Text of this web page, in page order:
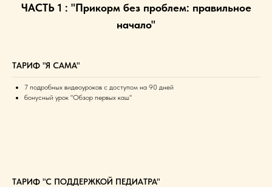
ЧАСТЬ 1 : "Прикорм без проблем: правильное
начало"
ТАРИФ "Я САМА"
7 подробных видеоуроков с доступом на 90 дней
бонусный урок "Обзор первых каш"
ТАРИФ "С ПОДДЕРЖКОЙ ПЕДИАТРА"